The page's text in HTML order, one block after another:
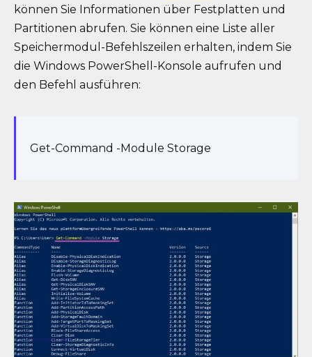
können Sie Informationen über Festplatten und
Partitionen abrufen. Sie können eine Liste aller
Speichermodul-Befehlszeilen erhalten, indem Sie
die Windows PowerShell-Konsole aufrufen und
den Befehl ausführen:
Get-Command -Module Storage